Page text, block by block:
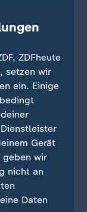
in der
absolutes
bin sehr
Moment mit
die einmalige
ZDFheute
setzen wir
ein. Einige
Gerät
wir
nicht an
Daten